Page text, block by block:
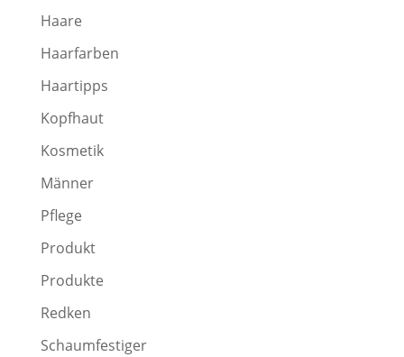
Haare
Haarfarben
Haartipps
Kopfhaut
Kosmetik
Männer
Pflege
Produkt
Produkte
Redken
Schaumfestiger